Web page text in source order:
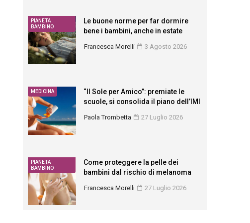
PIANETA
BAMBINO
Le buone norme per far dormire
bene i bambini, anche in estate
Francesca Morelli 3 Agosto 2026
MEDICINA
“Il Sole per Amico”: premiate le
scuole, si consolida il piano dell’IMI
Paola Trombetta 27 Luglio 2026
PIANETA
BAMBINO
Come proteggere la pelle dei
bambini dal rischio di melanoma
Francesca Morelli 27 Luglio 2026